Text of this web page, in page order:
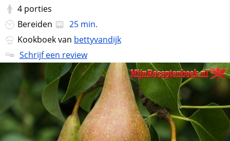
4 porties
Bereiden
25 min.
Kookboek van bettyvandijk
Schrijf een review